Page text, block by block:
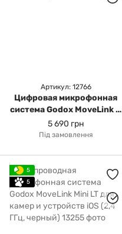
Артикул: 12766
Цифровая микрофонная
система Godox MoveLink II
M2 на 2 персоны
5 690 грн
Під замовлення
5
5